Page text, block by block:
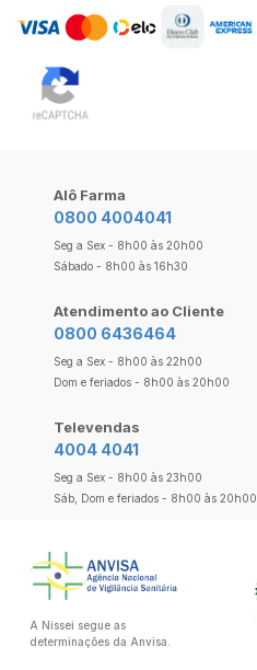
Alô Farma
0800 4004041
Seg a Sex - 8h00 às 20h00
Sábado - 8h00 às 16h30
Atendimento ao Cliente
0800 6436464
Seg a Sex - 8h00 às 22h00
Dom e feriados - 8h00 às 20h00
Televendas
4004 4041
Seg a Sex - 8h00 às 23h00
Sáb, Dom e feriados - 8h00 às 20h00
A Nissei segue as
determinações da Anvisa.